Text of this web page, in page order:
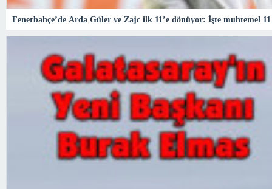
Fenerbahçe’de Arda Güler ve Zajc ilk 11’e dönüyor: İşte muhtemel 11